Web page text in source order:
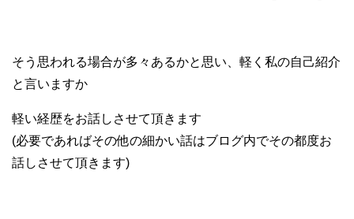
そう思われる場合が多々あるかと思い、軽く私の自己紹介
と言いますか
軽い経歴をお話しさせて頂きます
(必要であればその他の細かい話はブログ内でその都度お
話しさせて頂きます)